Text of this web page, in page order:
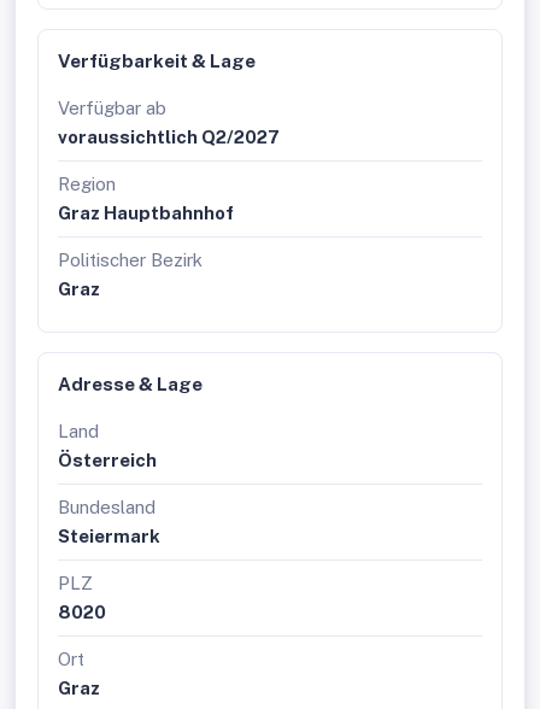
Verfügbarkeit & Lage
Verfügbar ab
voraussichtlich Q2/2027
Region
Graz Hauptbahnhof
Politischer Bezirk
Graz
Adresse & Lage
Land
Österreich
Bundesland
Steiermark
PLZ
8020
Ort
Graz